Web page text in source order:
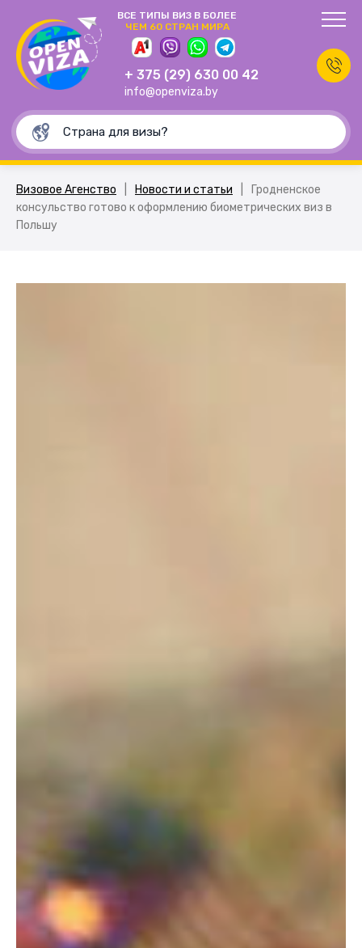
ВСЕ ТИПЫ ВИЗ В БОЛЕЕ
ЧЕМ 60 СТРАН МИРА
+ 375 (29) 630 00 42
info@openviza.by
Визовое Агенство Новости и статьи
Гродненское
консульство готово к оформлению биометрических виз в
Польшу